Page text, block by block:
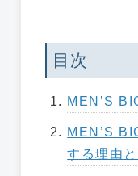
目次
MEN’S
MEN’S
する理由と